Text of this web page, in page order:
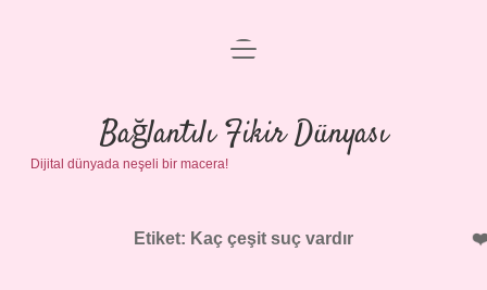
Anasayfa
Gizlilik Politikası
Yasal Uyarı
menüyü
Bağlantılı Fikir Dünyası
Dijital dünyada neşeli bir macera!
Etiket: Kaç çeşit suç vardır